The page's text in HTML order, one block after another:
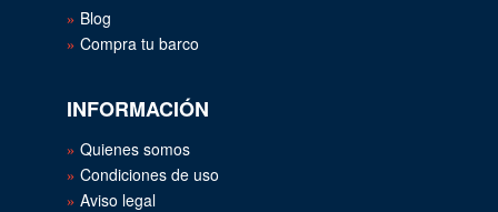
Blog
Compra tu barco
INFORMACIÓN
Quienes somos
Condiciones de uso
Aviso legal